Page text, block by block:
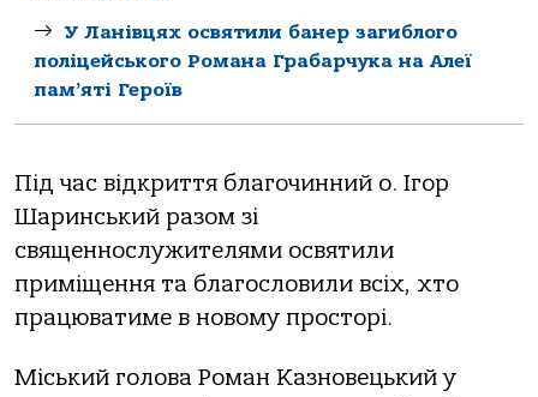
У Ланівцях освятили банер загиблого
поліцейського Романа Грабарчука на Алеї
пам’яті Героїв
Під час відкриття благочинний о. Ігор
Шаринський разом зі
священнослужителями освятили
приміщення та благословили всіх, хто
працюватиме в новому просторі.
Міський голова Роман Казновецький у